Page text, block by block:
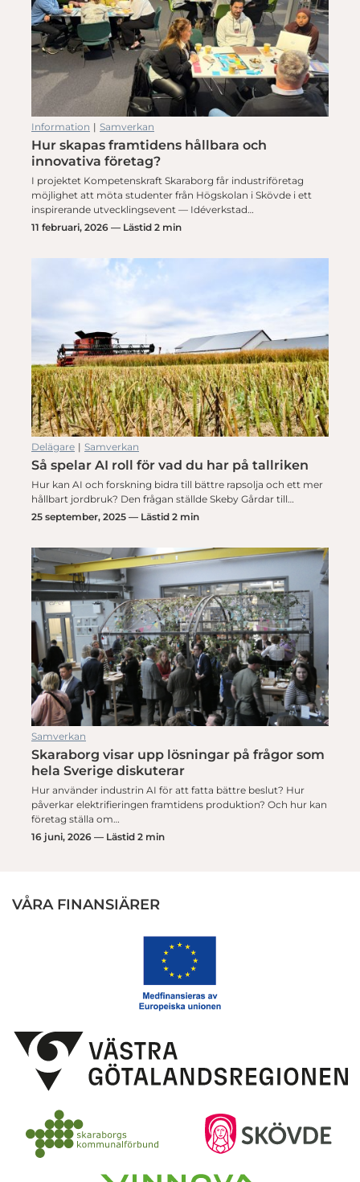
Information | Samverkan
Hur skapas framtidens hållbara och
innovativa företag?
I projektet Kompetenskraft Skaraborg får industriföretag
möjlighet att möta studenter från Högskolan i Skövde i ett
inspirerande utvecklingsevent — Idéverkstad…
11 februari, 2026 — Lästid 2 min
Delägare | Samverkan
Så spelar AI roll för vad du har på tallriken
Hur kan AI och forskning bidra till bättre rapsolja och ett mer
hållbart jordbruk? Den frågan ställde Skeby Gårdar till…
25 september, 2025 — Lästid 2 min
Samverkan
Skaraborg visar upp lösningar på frågor som
hela Sverige diskuterar
Hur använder industrin AI för att fatta bättre beslut? Hur
påverkar elektrifieringen framtidens produktion? Och hur kan
företag ställa om…
16 juni, 2026 — Lästid 2 min
VÅRA FINANSIÄRER